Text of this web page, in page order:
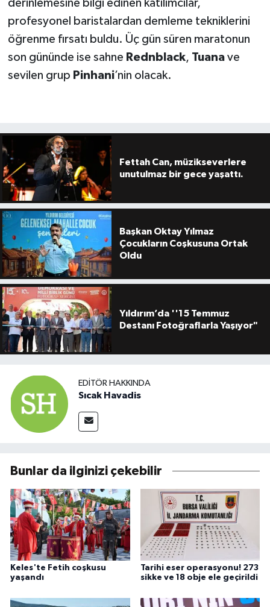
derinlemesine bilgi edinen katılımcılar,
profesyonel baristalardan demleme tekniklerini
öğrenme fırsatı buldu. Üç gün süren maratonun
son gününde ise sahne Rednblack, Tuanave
sevilen grup Pinhani’nin olacak.
Fettah Can, müzikseverlere
unutulmaz bir gece yaşattı.
Başkan Oktay Yılmaz
Çocukların Coşkusuna Ortak
Oldu
Yıldırım’da ''15 Temmuz
Destanı Fotoğraflarla Yaşıyor"
EDITÖR HAKKINDA
Sıcak Havadis
Bunlar da ilginizi çekebilir
Keles'te Fetih coşkusu
yaşandı
Tarihi eser operasyonu! 273
sikke ve 18 obje ele geçirildi